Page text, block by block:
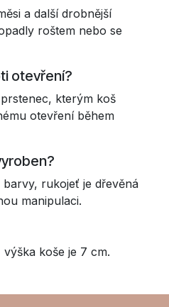
a další drobnější
roštem nebo se
otevření?
kterým koš
otevření během
rukojeť je dřevěná
manipulaci.
koše je 7 cm.